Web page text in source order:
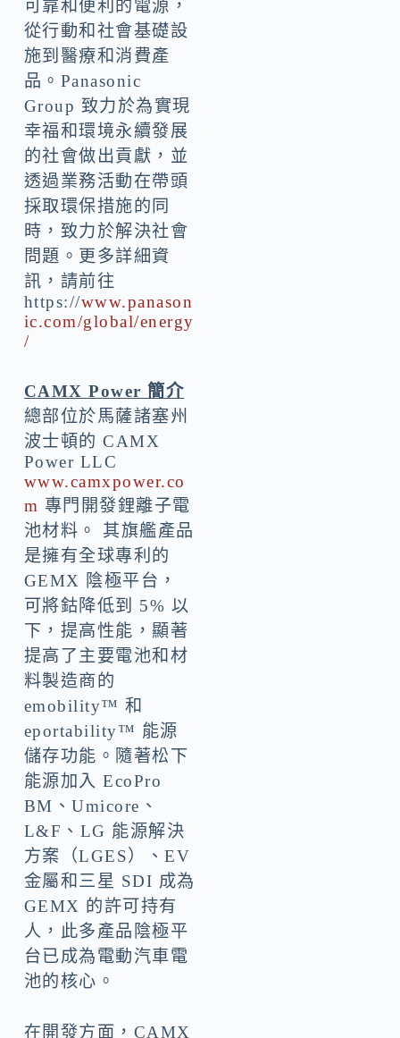
可靠和便利的電源，
從行動和社會基礎設
施到醫療和消費產
品。Panasonic
Group 致力於為實現
幸福和環境永續發展
的社會做出貢獻，並
透過業務活動在帶頭
採取環保措施的同
時，致力於解決社會
問題。更多詳細資
訊，請前往
https://www.panason
ic.com/global/energy
/
CAMX Power 簡介
總部位於馬薩諸塞州
波士頓的 CAMX
Power LLC
www.camxpower.co
m 專門開發鋰離子電
池材料。 其旗艦產品
是擁有全球專利的
GEMX 陰極平台，
可將鈷降低到 5% 以
下，提高性能，顯著
提高了主要電池和材
料製造商的
emobility™ 和
eportability™ 能源
儲存功能。隨著松下
能源加入 EcoPro
BM、Umicore、
L&F、LG 能源解決
方案（LGES）、EV
金屬和三星 SDI 成為
GEMX 的許可持有
人，此多產品陰極平
台已成為電動汽車電
池的核心。
在開發方面，CAMX